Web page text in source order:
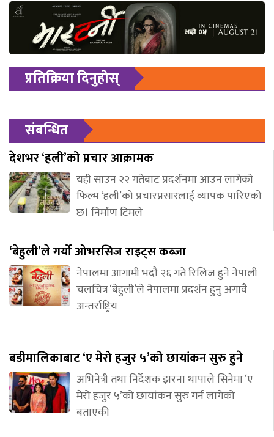
प्रतिक्रिया दिनुहोस्
संबन्धित
देशभर ‘हली’को प्रचार आक्रामक
यही साउन २२ गतेबाट प्रदर्शनमा आउन लागेको
फिल्म ‘हली’को प्रचारप्रसारलाई व्यापक पारिएको
छ। निर्माण टिमले
‘बेहुली’ले गर्यो ओभरसिज राइट्स कब्जा
नेपालमा आगामी भदौ २६ गते रिलिज हुने नेपाली
चलचित्र ‘बेहुली’ले नेपालमा प्रदर्शन हुनु अगावै
अन्तर्राष्ट्रिय
बडीमालिकाबाट ‘ए मेरो हजुर ५’को छायांकन सुरु हुने
अभिनेत्री तथा निर्देशक झरना थापाले सिनेमा ‘ए
मेरो हजुर ५’को छायांकन सुरु गर्न लागेको
बताएकी